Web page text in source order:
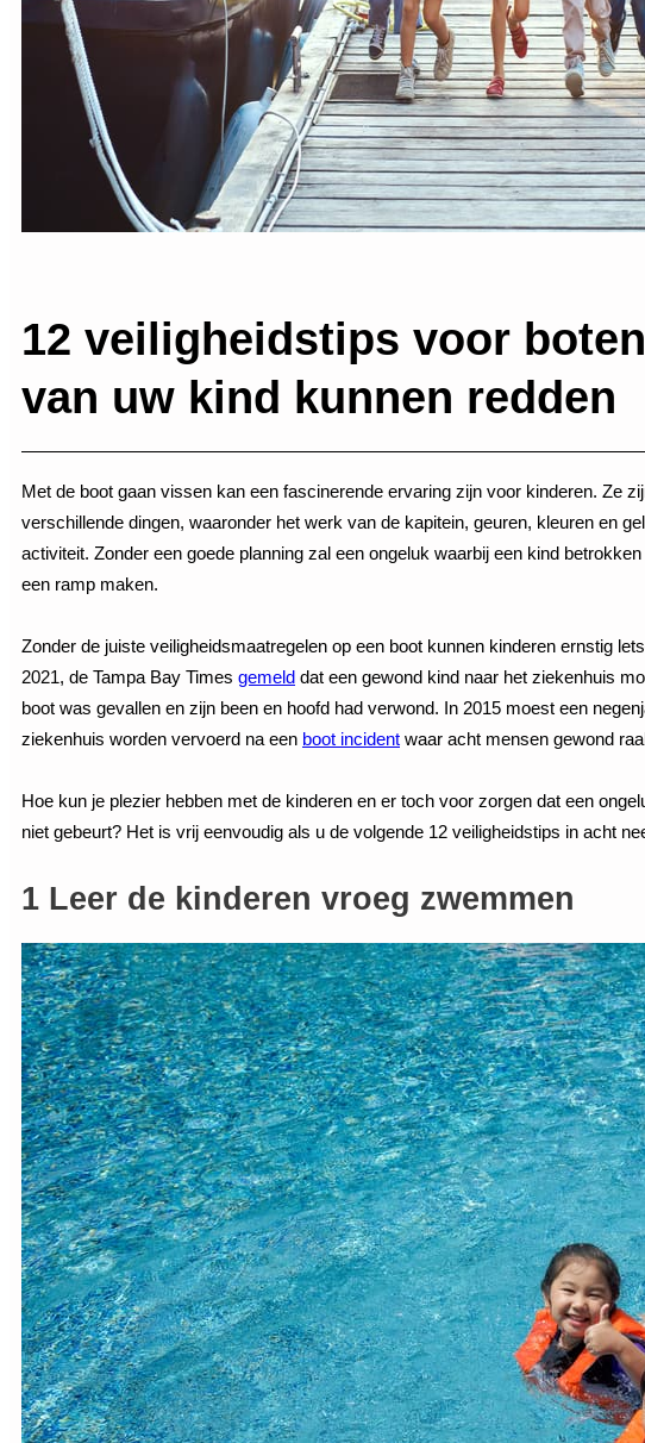
12 veiligheidstips voor
van uw kind kunnen redden
Met de boot gaan vissen kan een fascinerende ervaring zijn voor kinderen. Ze
verschillende dingen, waaronder het werk van de kapitein, geuren, kleuren en
activiteit. Zonder een goede planning zal een ongeluk waarbij een kind
een ramp maken.
Zonder de juiste veiligheidsmaatregelen op een boot kunnen kinderen ernstig
2021, de Tampa Bay Times gemeld dat een gewond kind naar het ziekenhuis
boot was gevallen en zijn been en hoofd had verwond. In 2015 moest een
ziekenhuis worden vervoerd na een boot incident waar acht mensen gewond
Hoe kun je plezier hebben met de kinderen en er toch voor zorgen dat een
niet gebeurt? Het is vrij eenvoudig als u de volgende 12 veiligheidstips in acht
1 Leer de kinderen vroeg zwemmen